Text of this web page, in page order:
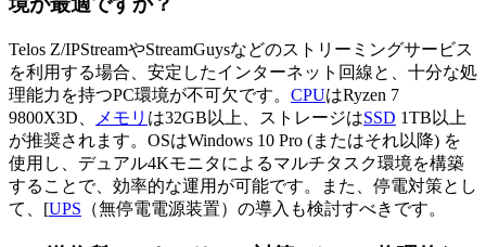
Telos Z/IPStreamやStreamGuysなどのストリーミングサービス
を利用する場合、安定したインターネット回線と、十分な処
理能力を持つPC環境が不可欠です。 CPUはRyzen 7
9800X3D、
メモリ は32GB以上、ストレージはSSD 1TB以上
が推奨されます。OSはWindows 10 Pro (またはそれ以降) を
使用し、デュアル4Kモニタによるマルチタスク環境を構築
することで、効率的な運用が可能です。また、停電対策とし
て、[UPS （無停電電源装置）の導入も検討すべきです。